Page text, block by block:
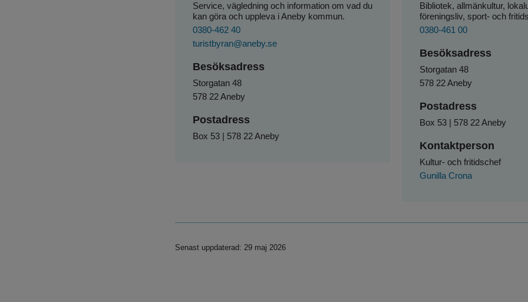
Service, vägledning och information om vad du
kan göra och uppleva i Aneby kommun.
0380-462 40
turistbyran@aneby.se
Besöksadress
Storgatan 48
578 22 Aneby
Postadress
Box 53 | 578 22 Aneby
Bibliotek, allmänkultur,
föreningsliv, sport- och
0380-461 00
Besöksadress
Storgatan 48
578 22 Aneby
Postadress
Box 53 | 578 22 Aneby
Kontaktperson
Kultur- och fritidschef
Gunilla Crona
Senast uppdaterad: 29 maj 2026